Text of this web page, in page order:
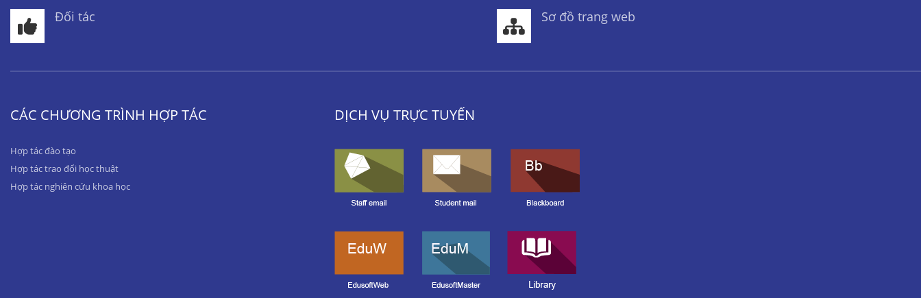
Đối tác Sơ đồ trang web
CÁC CHƯƠNG TRÌNH HỢP TÁC
Hợp tác đào tạo
Hợp tác trao đổi học thuật
Hợp tác nghiên cứu khoa học
DỊCH VỤ TRỰC TUYẾN